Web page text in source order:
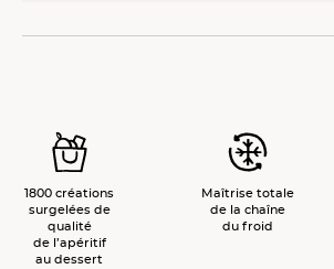
1800 créations
surgelées de
qualité
de l’apéritif
au dessert
Maîtrise totale
de la chaîne
du froid